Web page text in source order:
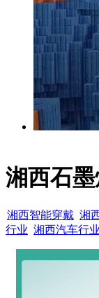
湘西石
湘西智能穿戴 湘
行业 湘西汽车行业